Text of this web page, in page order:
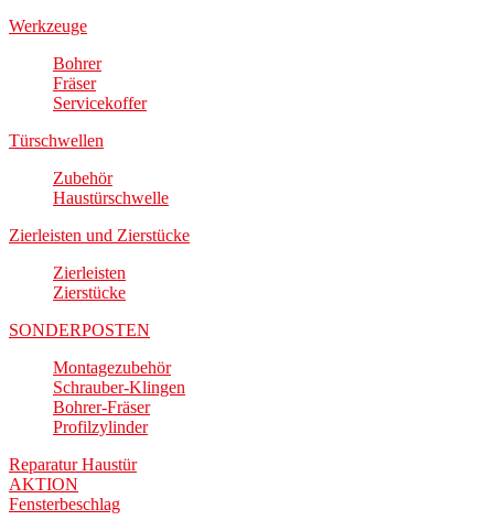
Werkzeuge
Bohrer
Fräser
Servicekoffer
Türschwellen
Zubehör
Haustürschwelle
Zierleisten und Zierstücke
Zierleisten
Zierstücke
SONDERPOSTEN
Montagezubehör
Schrauber-Klingen
Bohrer-Fräser
Profilzylinder
Reparatur Haustür
AKTION
Fensterbeschlag